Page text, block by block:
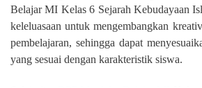
Belajar MI Kelas 6 Sejarah Kebudayaan
keleluasaan untuk mengembangkan
pembelajaran, sehingga dapat
yang sesuai dengan karakteristik siswa.